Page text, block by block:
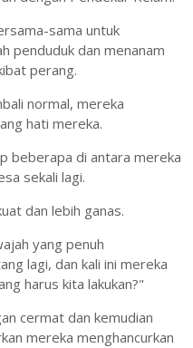
sama untuk
penduduk dan menanam
perang.
normal, mereka
hati mereka.
beberapa di antara mereka
sekali lagi.
dan lebih ganas.
yang penuh
lagi, dan kali ini mereka
harus kita lakukan?"
cermat dan kemudian
mereka menghancurkan